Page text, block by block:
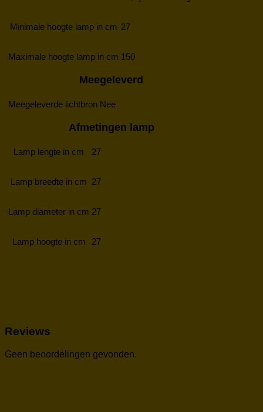
Minimale hoogte lamp in cm 27
Maximale hoogte lamp in cm 150
Meegeleverd
Meegeleverde lichtbron Nee
Afmetingen lamp
Lamp lengte in cm 27
Lamp breedte in cm 27
Lamp diameter in cm 27
Lamp hoogte in cm 27
Reviews
Geen beoordelingen gevonden.